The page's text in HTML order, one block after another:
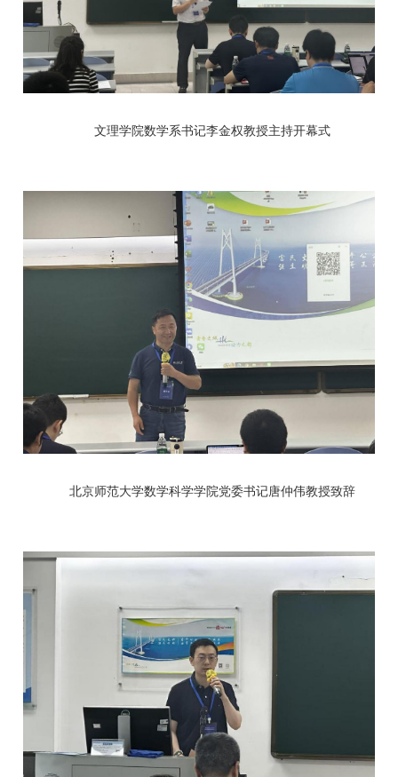
文理学院数学系书记李金权教授主持开幕式
北京师范大学数学科学学院党委书记唐仲伟教授致辞